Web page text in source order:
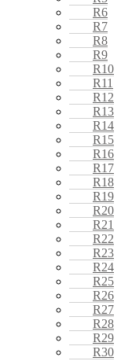
R6
R7
R8
R9
R10
R11
R12
R13
R14
R15
R16
R17
R18
R19
R20
R21
R22
R23
R24
R25
R26
R27
R28
R29
R30